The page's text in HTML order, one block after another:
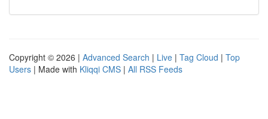
Copyright © 2026 | Advanced Search | Live | Tag Cloud | Top
Users | Made with Kliqqi CMS | All RSS Feeds